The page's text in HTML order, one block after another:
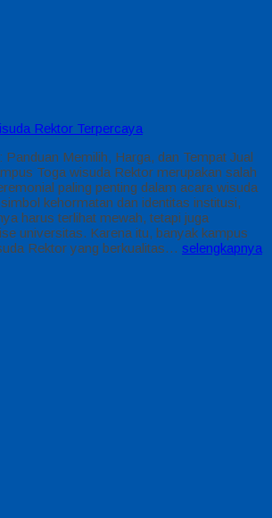
Rektor Terpercaya
Panduan Memilih, Harga, dan Tempat Jual
Toga wisuda Rektor merupakan salah
paling penting dalam acara wisuda
kehormatan dan identitas institusi,
harus terlihat mewah, tetapi juga
universitas. Karena itu, banyak kampus
Rektor yang berkualitas… selengkapnya